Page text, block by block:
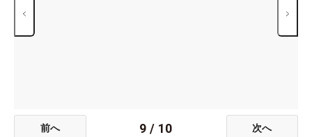
前へ 9 / 10 次へ